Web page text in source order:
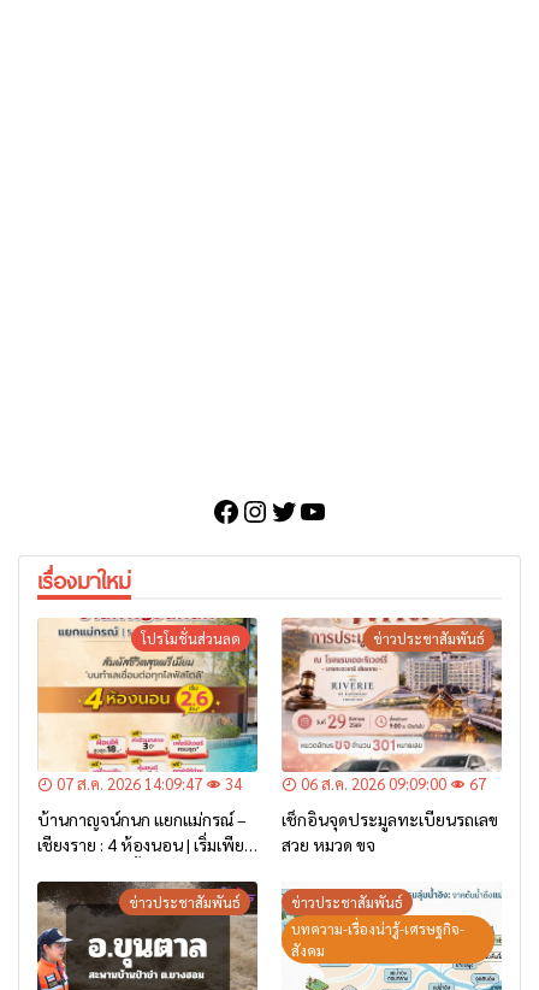
Facebook
Instagram
Twitter
YouTube
เรื่องมาใหม่
โปรโมชั่นส่วนลด
07 ส.ค. 2026 14:09:47 34
บ้านกาญจน์กนก แยกแม่กรณ์ –
เชียงราย : 4 ห้องนอน | เริ่มเพียง
ข่าวประชาสัมพันธ์
06 ส.ค. 2026 09:09:00 67
เช็กอินจุดประมูลทะเบียนรถเลข
สวย หมวด ขจ
ข่าวประชาสัมพันธ์
ข่าวประชาสัมพันธ์
บทความ-เรื่องน่ารู้-เศรษฐกิจ-
สังคม